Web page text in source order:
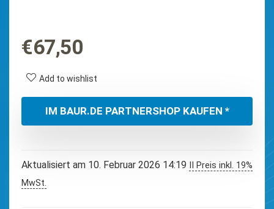
€67,50
Add to wishlist
IM BAUR.DE PARTNERSHOP KAUFEN *
Aktualisiert am 10. Februar 2026 14:19
II Preis inkl. 19%
MwSt.